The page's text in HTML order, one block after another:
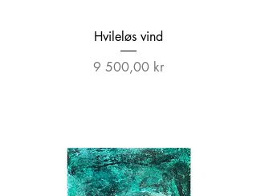
Hvileløs vind
Pris
9 500,00 kr